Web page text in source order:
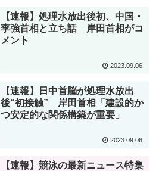
【速報】処理水放出後初、中国・
李強首相と立ち話 岸田首相がコ
メント
2023.09.06
【速報】日中首脳が処理水放出
後“初接触” 岸田首相「建設的か
つ安定的な関係構築が重要」
2023.09.06
【速報】競泳の最新ニュース特集